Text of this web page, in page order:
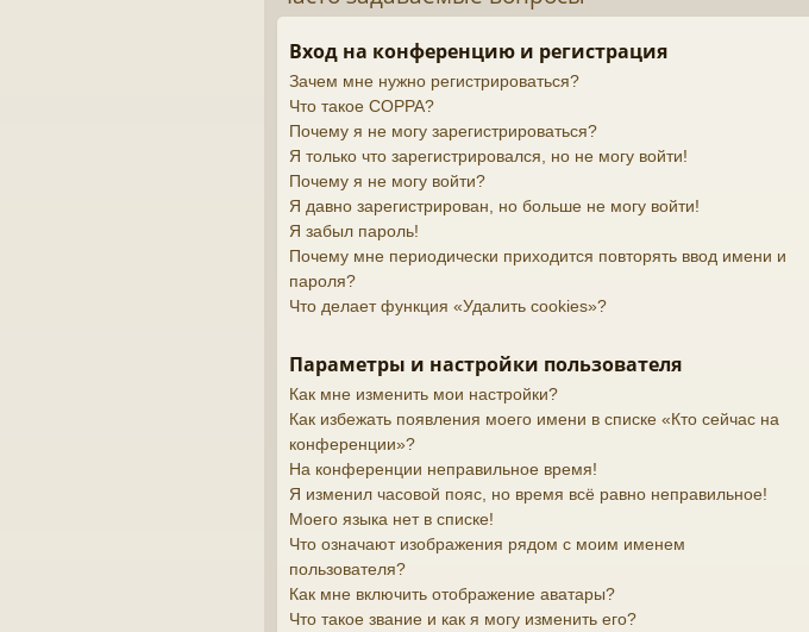
и
Вход на конференцию и регистрация
Зачем мне нужно регистрироваться?
Что такое COPPA?
Почему я не могу зарегистрироваться?
Я только что зарегистрировался, но не могу войти!
Почему я не могу войти?
Я давно зарегистрирован, но больше не могу войти!
Я забыл пароль!
Почему мне периодически приходится повторять ввод имени и
пароля?
Что делает функция «Удалить cookies»?
Параметры и настройки пользователя
Как мне изменить мои настройки?
Как избежать появления моего имени в списке «Кто сейчас на
конференции»?
На конференции неправильное время!
Я изменил часовой пояс, но время всё равно неправильное!
Моего языка нет в списке!
Что означают изображения рядом с моим именем
пользователя?
Как мне включить отображение аватары?
Что такое звание и как я могу изменить его?